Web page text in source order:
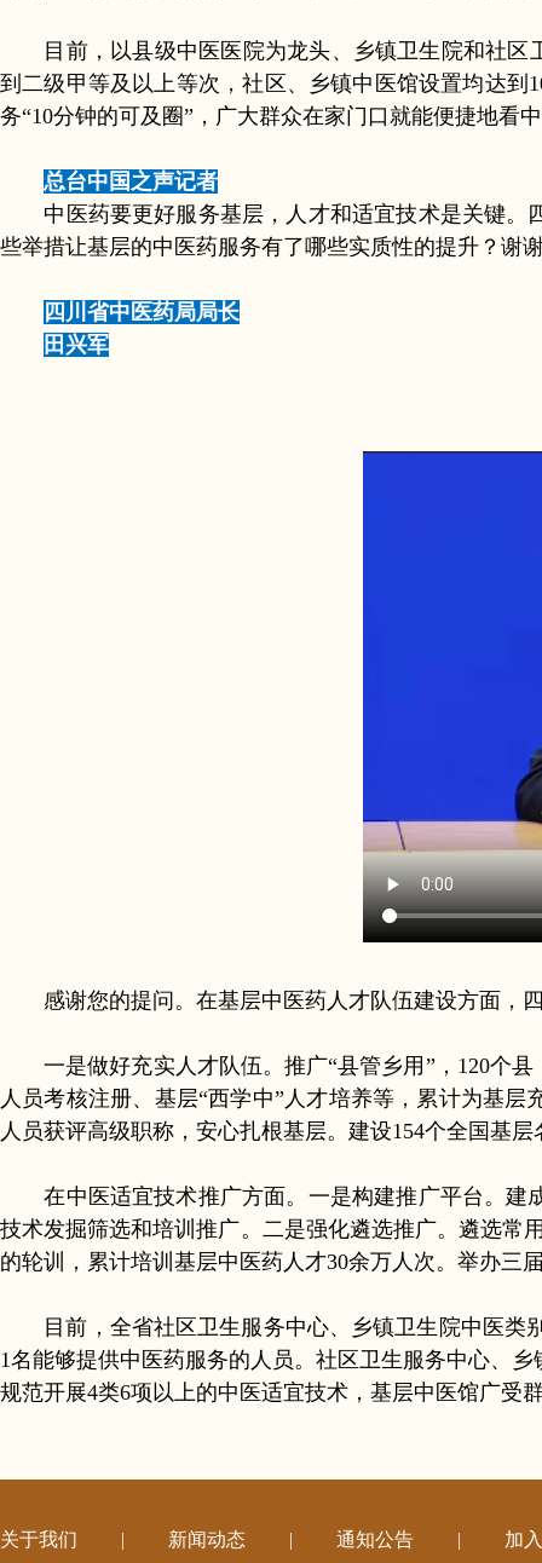
目前，以县级中医医院为龙头、乡镇卫生院和社区
到二级甲等及以上等次，社区、乡镇中医馆设置均达到
务“10分钟的可及圈”，广大群众在家门口就能便捷地看
总台中国之声记者
中医药要更好服务基层，人才和适宜技术是关键。
些举措让基层的中医药服务有了哪些实质性的提升？谢
四川省中医药局局长
田兴军
感谢您的提问。在基层中医药人才队伍建设方面，四
一是做好充实人才队伍。推广“县管乡用”，120个县
人员考核注册、基层“西学中”人才培养等，累计为基
人员获评高级职称，安心扎根基层。建设154个全国基
在中医适宜技术推广方面。一是构建推广平台。建
技术发掘筛选和培训推广。二是强化遴选推广。遴选常
的轮训，累计培训基层中医药人才30余万人次。举办三
目前，全省社区卫生服务中心、乡镇卫生院中医类别
1名能够提供中医药服务的人员。社区卫生服务中心、
规范开展4类6项以上的中医适宜技术，基层中医馆广受
关于我们 | 新闻动态 | 通知公告 | 加